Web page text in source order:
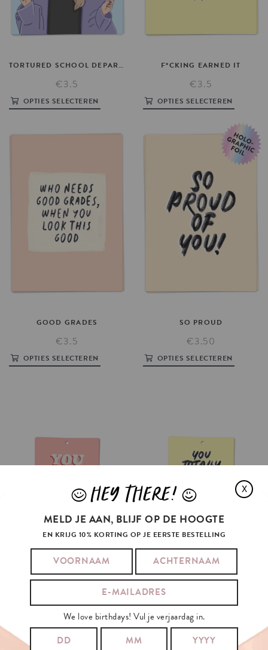
TORTURED SCHOOL DEPARTMENT
€3.5
OPTIES SELECTEREN
F*CKING EARNED IT
€3.5
OPTIES SELECTEREN
GOOD GRADES
€3.5
OPTIES SELECTEREN
SO PROUD
€3.50
OPTIES SELECTEREN
YOU GOT THIS
IN WINKELMAND
F*CKING EARNED IT GIFT
IN WINKELMAND
X
JHEY THERE! L
MELD JE AAN, BLIJF OP DE HOOGTE
EN KRIJG 10% KORTING OP JE EERSTE BESTELLING
We love birthdays! Vul je verjaardag in.